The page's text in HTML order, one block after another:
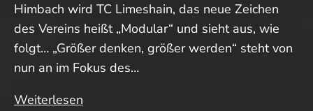
Himbach wird TC Limeshain, das neue Zeichen
des Vereins heißt „Modular“ und sieht aus, wie
folgt… „Größer denken, größer werden“ steht von
nun an im Fokus des…
Weiterlesen